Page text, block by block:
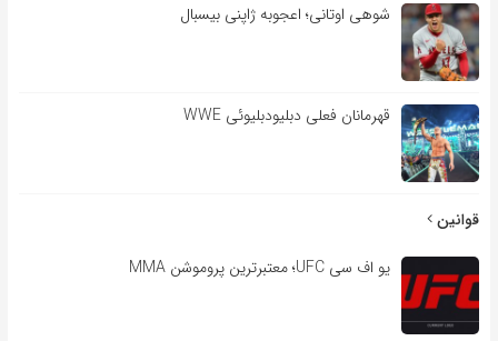
شوهی اوتانی؛ اعجوبه ژاپنی بیسبال
قهرمانان فعلی دبلیودبلیوئی WWE
قوانین
یو اف سی UFC؛ معتبرترین پروموشن MMA